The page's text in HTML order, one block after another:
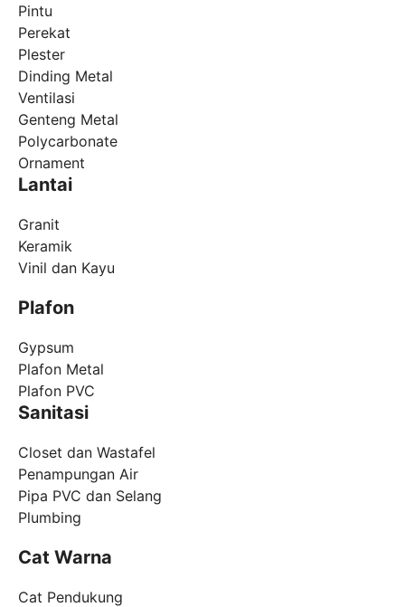
Pintu
Perekat
Plester
Dinding Metal
Ventilasi
Genteng Metal
Polycarbonate
Ornament
Lantai
Granit
Keramik
Vinil dan Kayu
Plafon
Gypsum
Plafon Metal
Plafon PVC
Sanitasi
Closet dan Wastafel
Penampungan Air
Pipa PVC dan Selang
Plumbing
Cat Warna
Cat Pendukung